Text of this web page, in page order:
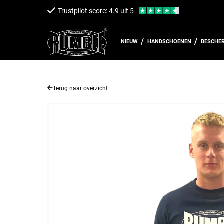
naar de contentTrustpilot score: 4.9 uit 5
NIEUW HANDSCHOENEN
Terug naar overzicht